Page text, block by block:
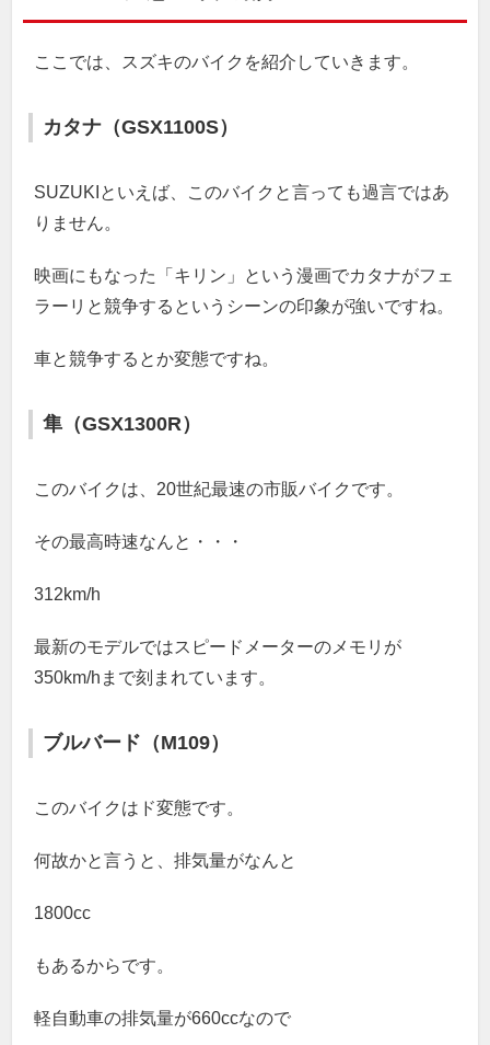
ここでは、スズキのバイクを紹介していきます。
カタナ（GSX1100S）
SUZUKIといえば、このバイクと言っても過言ではあ
りません。
映画にもなった「キリン」という漫画でカタナがフェ
ラーリと競争するというシーンの印象が強いですね。
車と競争するとか変態ですね。
隼（GSX1300R）
このバイクは、20世紀最速の市販バイクです。
その最高時速なんと・・・
312km/h
最新のモデルではスピードメーターのメモリが
350km/hまで刻まれています。
ブルバード（M109）
このバイクはド変態です。
何故かと言うと、排気量がなんと
1800cc
もあるからです。
軽自動車の排気量が660ccなので